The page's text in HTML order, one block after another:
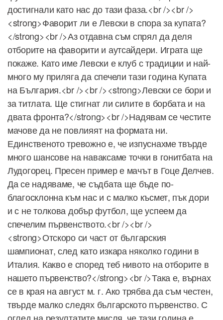
достигнали като нас до тази фаза.<br /><br />
<strong>Фаворит ли е Левски в спора за купата?
</strong><br />Аз отдавна съм спрял да деля
отборите на фаворити и аутсайдери. Играта ще
покаже. Като име Левски е клуб с традиции и най-
много му приляга да спечели тази година Купата
на България.<br /><br /><strong>Левски се бори и
за титлата. Ще стигнат ли силите в борбата и на
двата фронта?</strong><br />Надявам се честите
мачове да не повлияят на формата ни.
Единственото тревожно е, че изпуснахме твърде
много шансове на наваксаме точки в гонитбата на
Лудогорец. Пресен пример е мачът в Гоце Делчев.
Да се надяваме, че съдбата ще бъде по-
благосклонна към нас и с малко късмет, пък дори
и с не толкова добър футбол, ще успеем да
спечелим първенството.<br /><br />
<strong>Отскоро си част от българския
шампионат, след като изкара няколко години в
Италия. Какво е според теб нивото на отборите в
нашето първенство?</strong><br />Така е, върнах
се в края на август м. г. Ако трябва да съм честен,
твърде малко следях българското първенство. С